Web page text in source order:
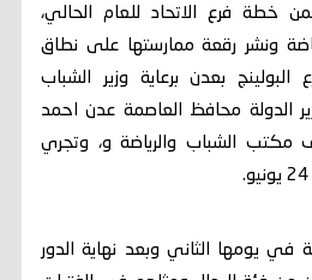
خطة فرع الاتحاد للعام الحالي،
ونشر رقعة ممارستها على نطاق
البولينج بعدن برعاية وزير الشباب
الدولة محافظ العاصمة عدن احمد
الشباب والرياضة و، وتجري
في يومها الثاني وبعد نهاية الدور